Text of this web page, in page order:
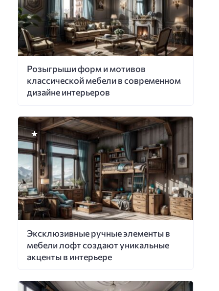
Розыгрыши форм и мотивов
классической мебели в современном
дизайне интерьеров
Эксклюзивные ручные элементы в
мебели лофт создают уникальные
акценты в интерьере